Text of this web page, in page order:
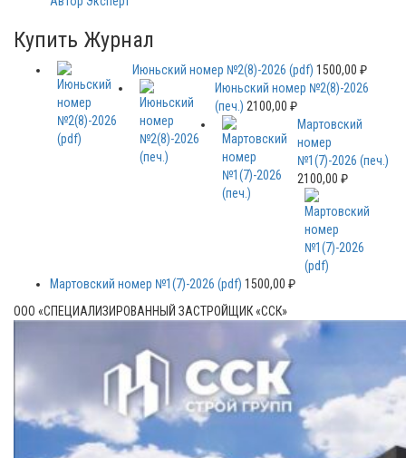
Купить Журнал
Июньский номер №2(8)-2026 (pdf) 1500,00 ₽
Июньский номер №2(8)-2026
(печ.) 2100,00 ₽
Мартовский
номер
№1(7)-2026 (печ.)
2100,00 ₽
Мартовский номер №1(7)-2026 (pdf) 1500,00 ₽
ООО «СПЕЦИАЛИЗИРОВАННЫЙ ЗАСТРОЙЩИК «ССК»